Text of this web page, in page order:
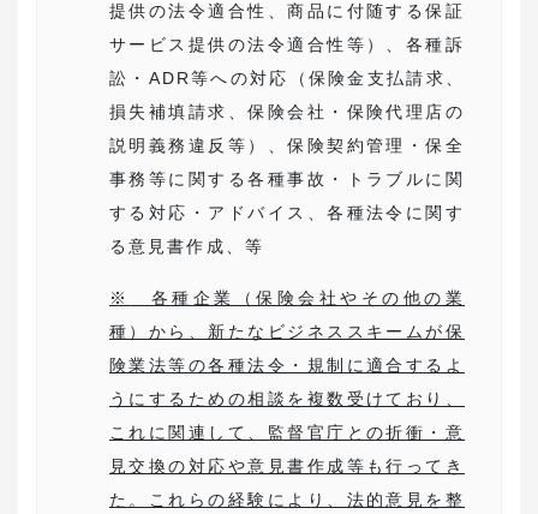
提供の法令適合性、商品に付随する保証
サービス提供の法令適合性等）、各種訴
訟・ADR等への対応（保険金支払請求、
損失補填請求、保険会社・保険代理店の
説明義務違反等）、保険契約管理・保全
事務等に関する各種事故・トラブルに関
する対応・アドバイス、各種法令に関す
る意見書作成、等
※
各種企業（保険会社やその他の業
種）から、新たなビジネススキームが保
険業法等の各種法令・規制に適合するよ
うにするための相談を複数受けており、
これに関連して、監督官庁との折衝・意
見交換の対応や意見書作成等も行ってき
た。これらの経験により、法的意見を整